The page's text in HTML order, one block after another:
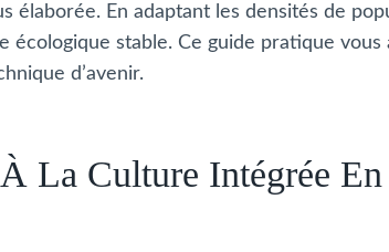
élaborée. En adaptant les densités de
stable. Ce guide pratique
d’avenir.
La Culture Intégrée